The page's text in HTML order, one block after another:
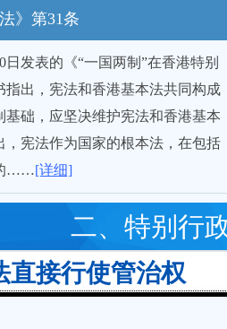
》第31条
发表的《“一国两制”在香港特别
指出，宪法和香港基本法共同构成
基础，应坚决维护宪法和香港基本
，宪法作为国家的根本法，在包括
……[详细]
二、特别行
直接行使管治权